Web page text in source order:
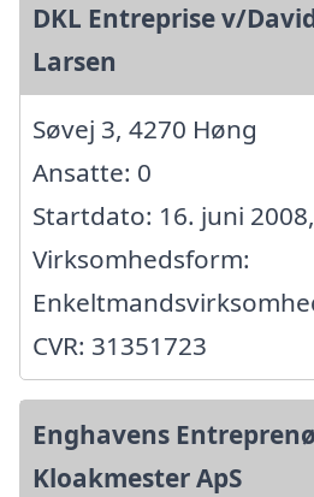
DKL Entreprise v/
Larsen
Søvej 3, 4270 Høng
Ansatte: 0
Startdato: 16. juni 2008,
Virksomhedsform:
CVR: 31351723
Enghavens
Kloakmester ApS